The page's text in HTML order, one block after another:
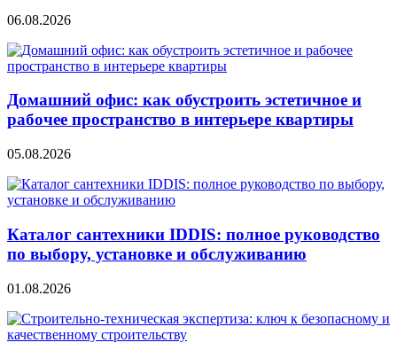
06.08.2026
Домашний офис: как обустроить эстетичное и
рабочее пространство в интерьере квартиры
05.08.2026
Каталог сантехники IDDIS: полное руководство
по выбору, установке и обслуживанию
01.08.2026